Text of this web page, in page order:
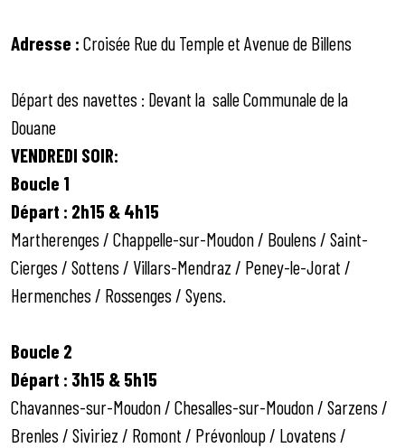
Adresse : Croisée Rue du Temple et Avenue de Billens
Départ des navettes : Devant la salle Communale de la
Douane
VENDREDI SOIR:
Boucle 1
Départ : 2h15 & 4h15
Martherenges / Chappelle-sur-Moudon / Boulens / Saint-
Cierges / Sottens / Villars-Mendraz / Peney-le-Jorat /
Hermenches / Rossenges / Syens.
Boucle 2
Départ : 3h15 & 5h15
Chavannes-sur-Moudon / Chesalles-sur-Moudon / Sarzens /
Brenles / Siviriez / Romont / Prévonloup / Lovatens /